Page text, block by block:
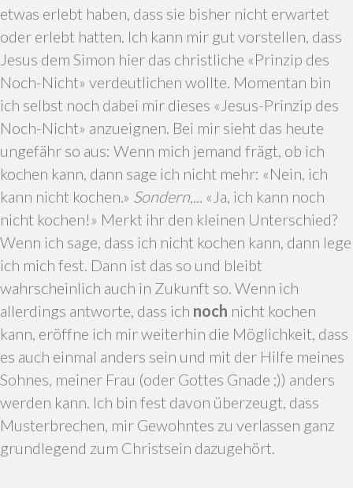
etwas erlebt haben, dass sie bisher nicht erwartet
oder erlebt hatten. Ich kann mir gut vorstellen, dass
Jesus dem Simon hier das christliche «Prinzip des
Noch-Nicht» verdeutlichen wollte. Momentan bin
ich selbst noch dabei mir dieses «Jesus-Prinzip des
Noch-Nicht» anzueignen. Bei mir sieht das heute
ungefähr so aus: Wenn mich jemand frägt, ob ich
kochen kann, dann sage ich nicht mehr: «Nein, ich
kann nicht kochen.» Sondern,... «Ja, ich kann noch
nicht kochen!» Merkt ihr den kleinen Unterschied?
Wenn ich sage, dass ich nicht kochen kann, dann lege
ich mich fest. Dann ist das so und bleibt
wahrscheinlich auch in Zukunft so. Wenn ich
allerdings antworte, dass ich noch nicht kochen
kann, eröffne ich mir weiterhin die Möglichkeit, dass
es auch einmal anders sein und mit der Hilfe meines
Sohnes, meiner Frau (oder Gottes Gnade ;)) anders
werden kann. Ich bin fest davon überzeugt, dass
Musterbrechen, mir Gewohntes zu verlassen ganz
grundlegend zum Christsein dazugehört.